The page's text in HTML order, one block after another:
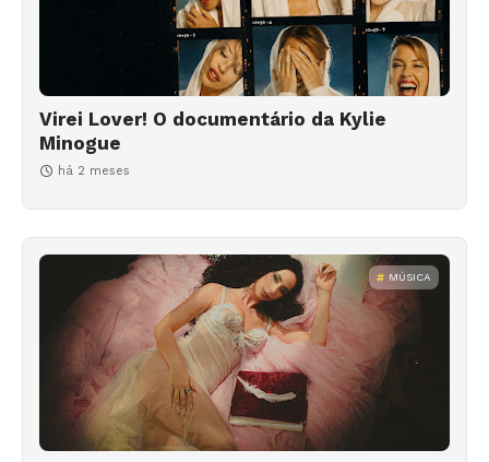
Virei Lover! O documentário da Kylie
Minogue
há 2 meses
MÚSICA